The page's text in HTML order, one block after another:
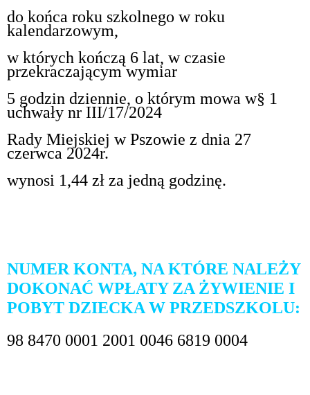
do końca roku szkolnego w roku
kalendarzowym,
w których kończą 6 lat, w czasie
przekraczającym wymiar
5 godzin dziennie, o którym mowa w§ 1
uchwały nr III/17/2024
Rady Miejskiej w Pszowie z dnia 27
czerwca 2024r.
wynosi 1,44 zł za jedną godzinę.
NUMER KONTA, NA KTÓRE NALEŻY
DOKONAĆ WPŁATY ZA ŻYWIENIE I
POBYT DZIECKA W PRZEDSZKOLU:
98 8470 0001 2001 0046 6819 0004